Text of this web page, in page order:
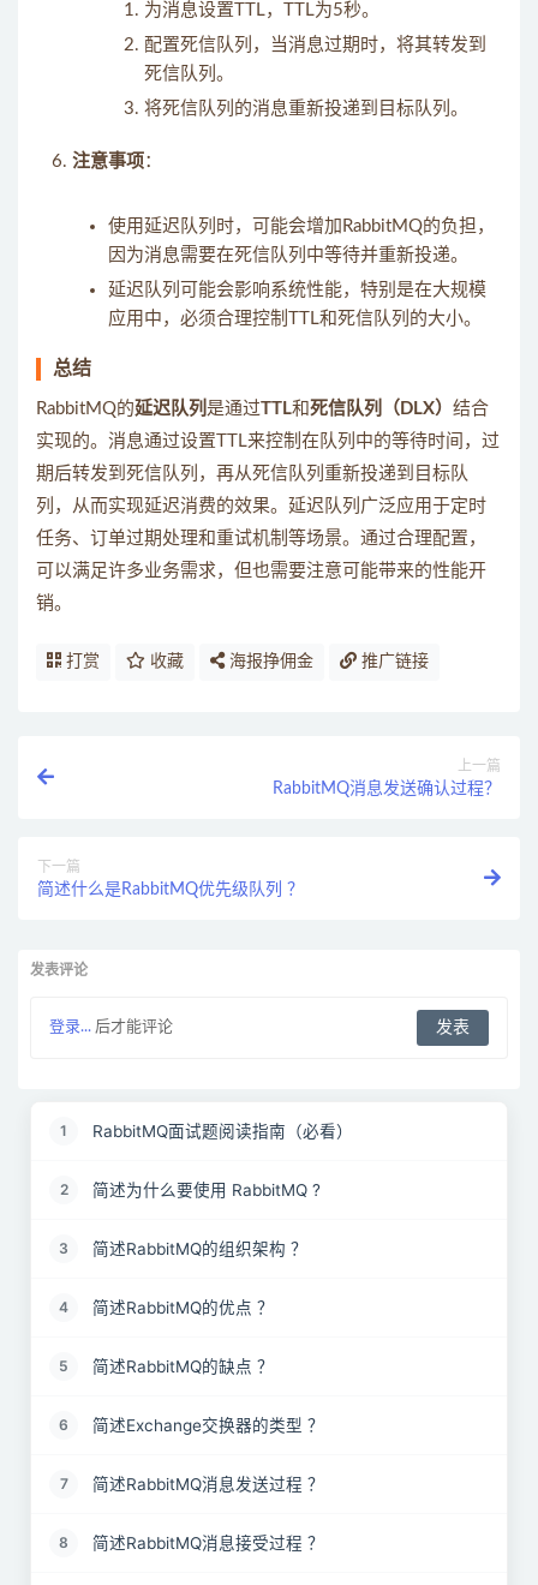
为消息设置TTL，TTL为5秒。
配置死信队列，当消息过期时，将其转发到
死信队列。
将死信队列的消息重新投递到目标队列。
注意事项 ：
使用延迟队列时，可能会增加RabbitMQ的负担，
因为消息需要在死信队列中等待并重新投递。
延迟队列可能会影响系统性能，特别是在大规模
应用中，必须合理控制TTL和死信队列的大小。
总结
RabbitMQ的延迟队列 是通过TTL和死信队列（DLX） 结合
实现的。消息通过设置TTL来控制在队列中的等待时间，过
期后转发到死信队列，再从死信队列重新投递到目标队
列，从而实现延迟消费的效果。延迟队列广泛应用于定时
任务、订单过期处理和重试机制等场景。通过合理配置，
可以满足许多业务需求，但也需要注意可能带来的性能开
销。
打赏 收藏 海报挣佣金 推广链接
上一篇
RabbitMQ消息发送确认过程？
下一篇
简述什么是RabbitMQ优先级队列 ？
发表评论
登录... 后才能评论
1 RabbitMQ面试题阅读指南（必看）
2 简述为什么要使用 RabbitMQ ?
3 简述RabbitMQ的组织架构 ？
4 简述RabbitMQ的优点 ？
5 简述RabbitMQ的缺点 ？
6 简述Exchange交换器的类型 ？
7 简述RabbitMQ消息发送过程 ？
8 简述RabbitMQ消息接受过程 ？